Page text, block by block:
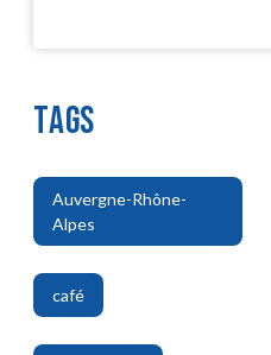
TAGS
Auvergne-Rhône-
Alpes
,
café
,